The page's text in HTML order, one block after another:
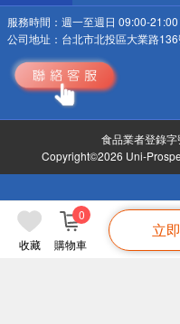
收藏 購物車
0
立
服務時間： 週一至週日 09:00-
公司地址： 台北市北投區大業路
食品業者登錄
Copyright©2026 Uni-